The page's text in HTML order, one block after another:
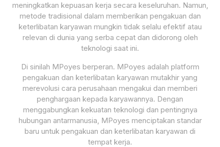
meningkatkan kepuasan kerja secara keseluruhan. Namun,
metode tradisional dalam memberikan pengakuan dan
keterlibatan karyawan mungkin tidak selalu efektif atau
relevan di dunia yang serba cepat dan didorong oleh
teknologi saat ini.
Di sinilah MPoyes berperan. MPoyes adalah platform
pengakuan dan keterlibatan karyawan mutakhir yang
merevolusi cara perusahaan mengakui dan memberi
penghargaan kepada karyawannya. Dengan
menggabungkan kekuatan teknologi dan pentingnya
hubungan antarmanusia, MPoyes menciptakan standar
baru untuk pengakuan dan keterlibatan karyawan di
tempat kerja.